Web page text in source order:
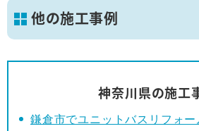
他の施工事例
神奈川県の施工
鎌倉市でユニットバスリフォ